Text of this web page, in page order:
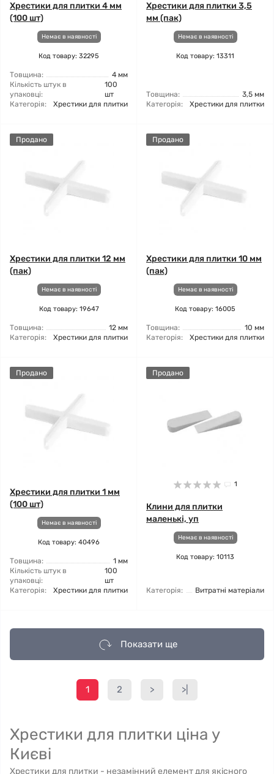
Хрестики для плитки 4 мм
(100 шт)
Немає в наявності
Код товару: 32295
Товщина:
4 мм
Кількість штук в
упаковці:
100
шт
Категорія:
Хрестики для плитки
Хрестики для плитки 3,5
мм (пак)
Немає в наявності
Код товару: 13311
Товщина:
3,5 мм
Категорія:
Хрестики для плитки
Продано
Хрестики для плитки 12 мм
(пак)
Немає в наявності
Код товару: 19647
Товщина:
12 мм
Категорія:
Хрестики для плитки
Продано
Хрестики для плитки 10 мм
(пак)
Немає в наявності
Код товару: 16005
Товщина:
10 мм
Категорія:
Хрестики для плитки
Продано
Хрестики для плитки 1 мм
(100 шт)
Немає в наявності
Код товару: 40496
Товщина:
1 мм
Кількість штук в
упаковці:
100
шт
Категорія:
Хрестики для плитки
Продано
1
Клини для плитки
маленькі, уп
Немає в наявності
Код товару: 10113
Категорія: Витратні матеріали
Показати ще
1 2 > >|
Хрестики для плитки ціна у
Києві
Хрестики для плитки - незамінний елемент для якісного